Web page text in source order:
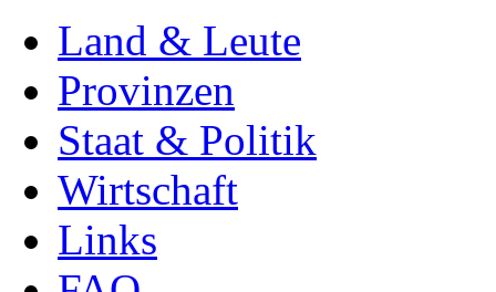
Land & Leute
Provinzen
Staat & Politik
Wirtschaft
Links